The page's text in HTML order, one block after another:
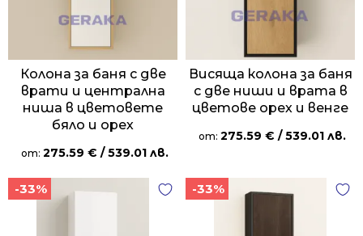
Колона за баня с две
врати и централна
ниша в цветовете
бяло и орех
от: 275.59 € / 539.01 лв.
Висяща колона за баня
с две ниши и врата в
цветове орех и венге
от: 275.59 € / 539.01 лв.
-33% -33%